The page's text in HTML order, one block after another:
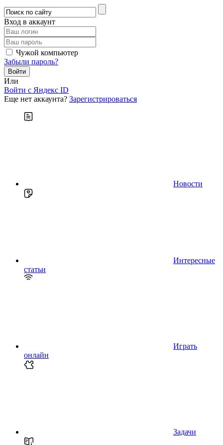
Вход в аккаунт
Чужой компьютер
Забыли пароль?
Или
Войти c Яндекс ID
Еще нет аккаунта? Зарегистрироваться
Новости
Интересные
статьи
Играть
онлайн
Задачи